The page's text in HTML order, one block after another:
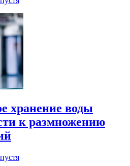
хранение воды
к размножению